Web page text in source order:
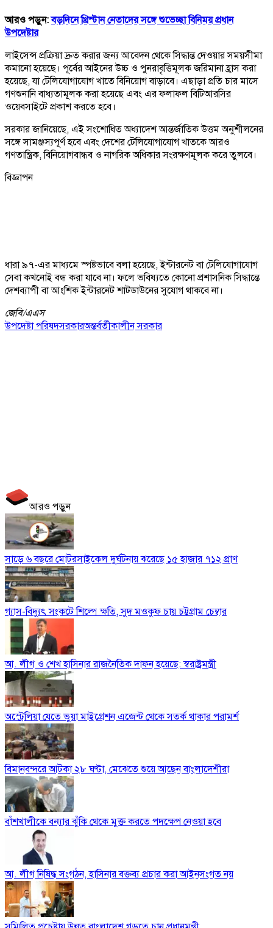
আরও পড়ুন:বড়দিনে খ্রিস্টান নেতাদের সঙ্গে শুভেচ্ছা বিনিময় প্রধান
উপদেষ্টার
লাইসেন্স প্রক্রিয়া দ্রুত করার জন্য আবেদন থেকে সিদ্ধান্ত দেওয়ার সময়সীমা
কমানো হয়েছে। পূর্বের আইনের উচ্চ ও পুনরাবৃত্তিমূলক জরিমানা হ্রাস করা
হয়েছে, যা টেলিযোগাযোগ খাতে বিনিয়োগ বাড়াবে। এছাড়া প্রতি চার মাসে
গণশুনানি বাধ্যতামূলক করা হয়েছে এবং এর ফলাফল বিটিআরসির
ওয়েবসাইটে প্রকাশ করতে হবে।
সরকার জানিয়েছে, এই সংশোধিত অধ্যাদেশ আন্তর্জাতিক উত্তম অনুশীলনের
সঙ্গে সামঞ্জস্যপূর্ণ হবে এবং দেশের টেলিযোগাযোগ খাতকে আরও
গণতান্ত্রিক, বিনিয়োগবান্ধব ও নাগরিক অধিকার সংরক্ষণমূলক করে তুলবে।
বিজ্ঞাপন
ধারা ৯৭-এর মাধ্যমে স্পষ্টভাবে বলা হয়েছে, ইন্টারনেট বা টেলিযোগাযোগ
সেবা কখনোই বন্ধ করা যাবে না। ফলে ভবিষ্যতে কোনো প্রশাসনিক সিদ্ধান্তে
দেশব্যাপী বা আংশিক ইন্টারনেট শাটডাউনের সুযোগ থাকবে না।
জেবি/এএস
উপদেষ্টা পরিষদসরকারঅন্তর্বর্তীকালীন সরকার
আরও পড়ুন
সাড়ে ৬ বছরে মোটরসাইকেল দুর্ঘটনায় ঝরেছে ১৫ হাজার ৭১২ প্রাণ
গ্যাস-বিদ্যুৎ সংকটে শিল্পে ক্ষতি, সুদ মওকুফ চায় চট্টগ্রাম চেম্বার
আ. লীগ ও শেখ হাসিনার রাজনৈতিক দাফন হয়েছে: স্বরাষ্ট্রমন্ত্রী
অস্ট্রেলিয়া যেতে ভুয়া মাইগ্রেশন এজেন্ট থেকে সতর্ক থাকার পরামর্শ
বিমানবন্দরে আটকা ২৮ ঘণ্টা, মেঝেতে শুয়ে আছেন বাংলাদেশীরা
বাঁশখালীকে বন্যার ঝুঁকি থেকে মুক্ত করতে পদক্ষেপ নেওয়া হবে
আ. লীগ নিষিদ্ধ সংগঠন, হাসিনার বক্তব্য প্রচার করা আইনসংগত নয়